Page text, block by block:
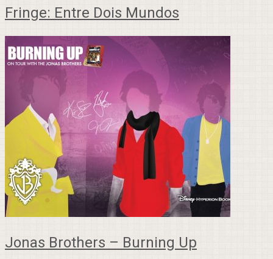
Fringe: Entre Dois Mundos
Jonas Brothers – Burning Up